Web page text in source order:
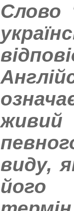
Слово
виду,
його